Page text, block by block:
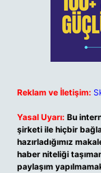
Reklam ve İletişim:
Yasal Uyarı: Bu
şirketi ile hiçbir
hazırladığımız
haber niteliği
paylaşım